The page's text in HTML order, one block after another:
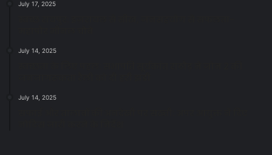
July 17, 2025
July 14, 2025
July 14, 2025